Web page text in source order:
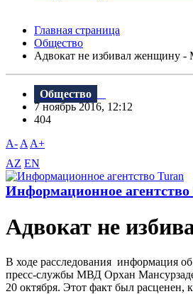
Главная страница
Общество
Адвокат не избивал женщину
Общество
7 ноябрь 2016, 12:12
404
A- A A+
AZ EN
Информационное агентство
Адвокат не
В ходе расследования информация
пресс-службы МВД Орхан
20 октября. Этот факт был расценен,